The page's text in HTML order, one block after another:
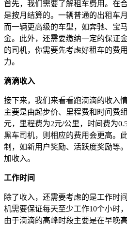
首先，我们需要了解租车费用。在
是按月结算的。一辆普通的出租车
而一辆更高级的车型，如奔驰、宝
金。此外，还需要缴纳一定的保证
的司机，你需要先考虑好租车的费
力。
滴滴收入
接下来，我们来看看跑滴滴的收入
主要是由起步价、里程费和时间费
元，里程费为2元/公里，时间费为
黑车司机，则相应的费用会更高。
制，如新用户奖励、活跃度奖励等
加收入。
工作时间
除了收入，还需要考虑的是工作时
机需要保证每天至少工作10个小时
由于滴滴的高峰时段主要是在早晚